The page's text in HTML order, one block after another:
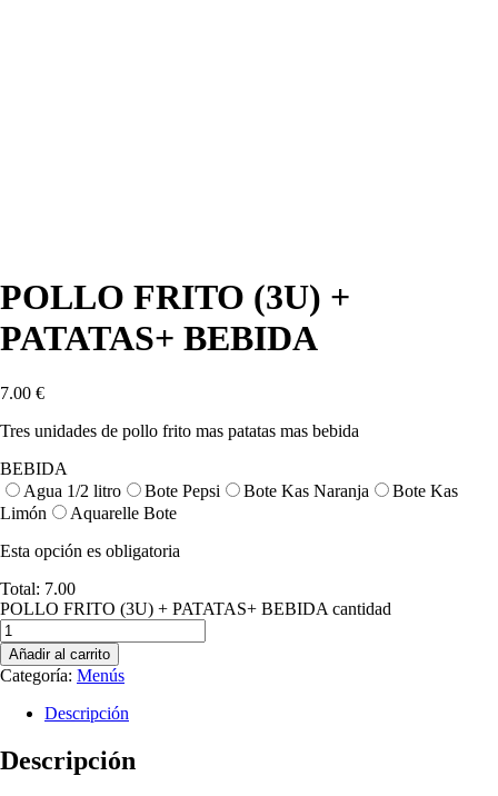
POLLO FRITO (3U) +
PATATAS+ BEBIDA
7.00 €
Tres unidades de pollo frito mas patatas mas bebida
BEBIDA
Agua 1/2 litro
Bote Pepsi Bote Kas Naranja
Bote Kas
Limón
Aquarelle Bote
Esta opción es obligatoria
Total: 7.00
POLLO FRITO (3U) + PATATAS+ BEBIDA cantidad
Añadir al carrito
Categoría: Menús
Descripción
Descripción